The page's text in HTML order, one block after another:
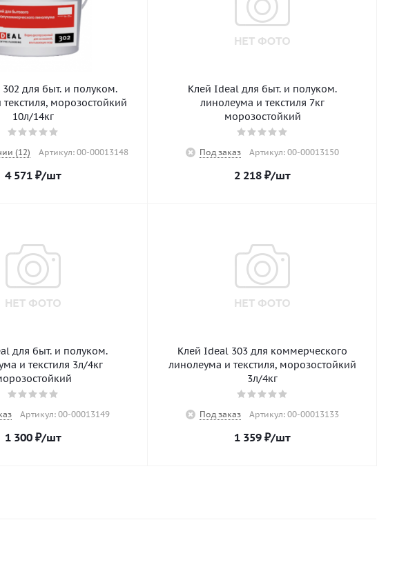
для быт. и полуком.
морозостойкий
10л/14кг
(12) Артикул: 00-00013148
4 571 ₽/шт
Клей Ideal для быт. и полуком.
линолеума и текстиля 7кг
морозостойкий
Под заказ Артикул: 00-00013150
2 218 ₽/шт
и текстиля 3л/4кг
Артикул: 00-00013149
1 300 ₽/шт
Клей Ideal 303 для коммерческого
линолеума и текстиля, морозостойкий
3л/4кг
Под заказ Артикул: 00-00013133
1 359 ₽/шт